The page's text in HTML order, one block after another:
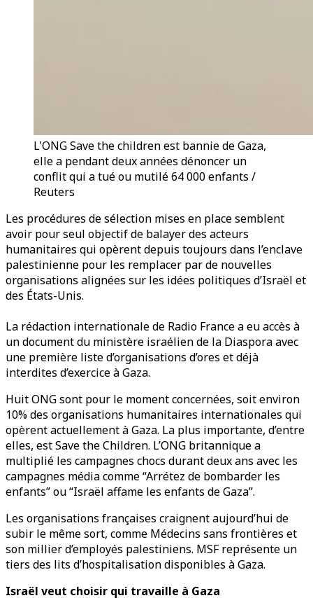
L'ONG Save the children est bannie de Gaza,
elle a pendant deux années dénoncer un
conflit qui a tué ou mutilé 64 000 enfants /
Reuters
Les procédures de sélection mises en place semblent
avoir pour seul objectif de balayer des acteurs
humanitaires qui opèrent depuis toujours dans l’enclave
palestinienne pour les remplacer par de nouvelles
organisations alignées sur les idées politiques d’Israël et
des États-Unis.
La rédaction internationale de Radio France a eu accès à
un document du ministère israélien de la Diaspora avec
une première liste d’organisations d’ores et déjà
interdites d’exercice à Gaza.
Huit ONG sont pour le moment concernées, soit environ
10% des organisations humanitaires internationales qui
opèrent actuellement à Gaza. La plus importante, d’entre
elles, est Save the Children. L’ONG britannique a
multiplié les campagnes chocs durant deux ans avec les
campagnes média comme “Arrétez de bombarder les
enfants” ou “Israël affame les enfants de Gaza”.
Les organisations françaises craignent aujourd’hui de
subir le même sort, comme Médecins sans frontières et
son millier d’employés palestiniens. MSF représente un
tiers des lits d’hospitalisation disponibles à Gaza.
Israël veut choisir qui travaille à Gaza